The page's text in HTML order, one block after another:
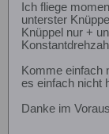
Ich fliege
unterster
Knüppel nur +
Komme einfach
es einfach nicht
Danke im